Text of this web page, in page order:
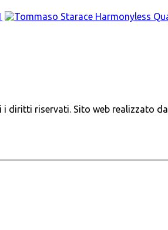
i diritti riservati. Sito web realizzato da